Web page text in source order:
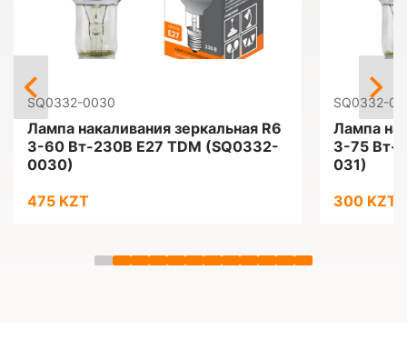
SQ0332-0030
Лампа накаливания зеркальная R6
3-60 Вт-230В Е27 TDM (SQ0332-
0030)
475 KZT
SQ0332-
Лампа
3-75 Вт-
031)
300 KZT